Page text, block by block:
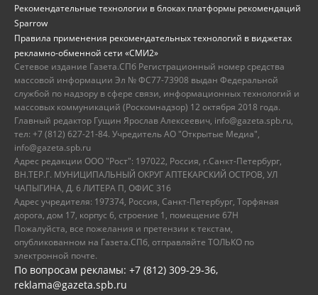
Рекомендательные технологии в блоках платформы рекомендаций
Sparrow
Правила применения рекомендательных технологий в виджетах
рекламно-обменной сети «СМИ2»
Сетевое издание Газета.СПб Регистрационный номер средства
массовой информации Эл № ФС77-73908 выдан Федеральной
службой по надзору в сфере связи, информационных технологий и
массовых коммуникаций (Роскомнадзор) 12 октября 2018 года.
Главный редактор Гущин Ярослав Алексеевич, info@gazeta.spb.ru,
тел: +7 (812) 627-21-84. Учредитель АО "Открытые Медиа",
info@gazeta.spb.ru
Адрес редакции ООО "Рост": 197022, Россия, г.Санкт-Петербург,
ВН.ТЕР.Г. МУНИЦИПАЛЬНЫЙ ОКРУГ АПТЕКАРСКИЙ ОСТРОВ, УЛ
ЧАПЫГИНА, Д. 6 ЛИТЕРА П, ОФИС 316
Адрес учредителя: 197374, Россия, Санкт-Петербург, Торфяная
дорога, дом 17, корпус 6, строение 1, помещение 67Н
Пожалуйста, все пожелания и претензии к текстам,
опубликованном на Газета.СПб, отправляйте ТОЛЬКО по
электронной почте.
По вопросам рекламы: +7 (812) 309-29-36,
reklama@gazeta.spb.ru